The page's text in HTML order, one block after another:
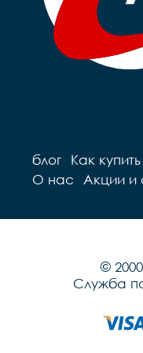
блог Как купить
О нас
Акции и
©
Служба